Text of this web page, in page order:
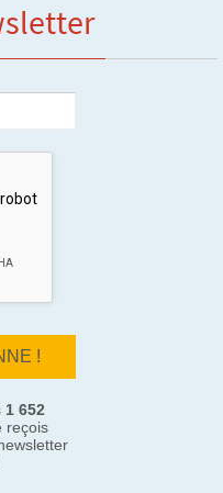
1 652
reçois